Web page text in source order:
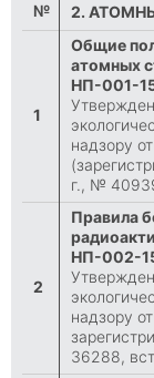
№
2.
1
Общие
атомных
НП-001-
надзору
г., №
2
Правила
НП-002-
надзору
36288,